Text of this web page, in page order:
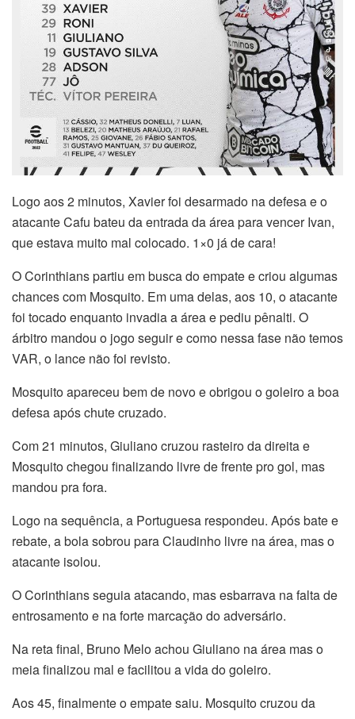
Logo aos 2 minutos, Xavier foi desarmado na defesa e o
atacante Cafu bateu da entrada da área para vencer Ivan,
que estava muito mal colocado. 1×0 já de cara!
O Corinthians partiu em busca do empate e criou algumas
chances com Mosquito. Em uma delas, aos 10, o atacante
foi tocado enquanto invadia a área e pediu pênalti. O
árbitro mandou o jogo seguir e como nessa fase não temos
VAR, o lance não foi revisto.
Mosquito apareceu bem de novo e obrigou o goleiro a boa
defesa após chute cruzado.
Com 21 minutos, Giuliano cruzou rasteiro da direita e
Mosquito chegou finalizando livre de frente pro gol, mas
mandou pra fora.
Logo na sequência, a Portuguesa respondeu. Após bate e
rebate, a bola sobrou para Claudinho livre na área, mas o
atacante isolou.
O Corinthians seguia atacando, mas esbarrava na falta de
entrosamento e na forte marcação do adversário.
Na reta final, Bruno Melo achou Giuliano na área mas o
meia finalizou mal e facilitou a vida do goleiro.
Aos 45, finalmente o empate saiu. Mosquito cruzou da